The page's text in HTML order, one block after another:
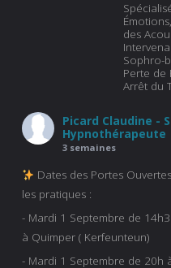
des
Sophro-
Perte de
Arrêt du
Picard Claudine -
Hypnothérapeute
3 semaines
Dates des Portes
les pratiques :
- Mardi 1 Septembre de
à Quimper ( Kerfeunteun)
- Mardi 1 Septembre de 20h